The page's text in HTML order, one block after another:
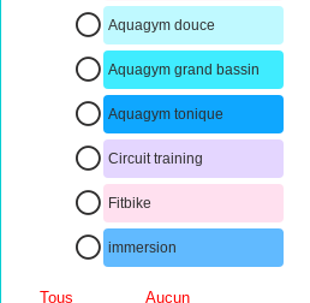
Aquagym douce
Aquagym grand bassin
Aquagym tonique
Circuit training
Fitbike
immersion
Tous Aucun